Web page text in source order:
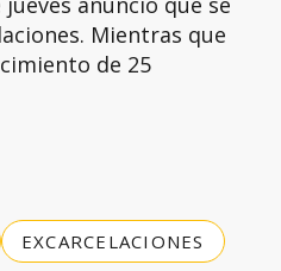
Mientras que
de 25
EXCARCELACIONES